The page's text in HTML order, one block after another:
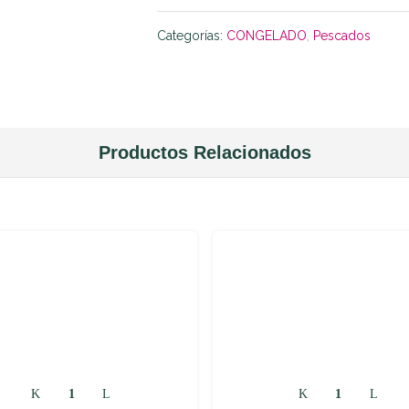
Categorías: CONGELADO Pescados
Productos Relacionados
Chipirón
Centros